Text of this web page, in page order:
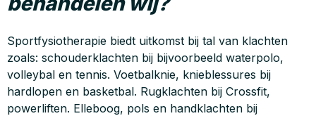
Sportfysiotherapie biedt uitkomst bij tal van klachten
zoals: schouderklachten bij bijvoorbeeld waterpolo,
volleybal en tennis. Voetbalknie, knieblessures bij
hardlopen en basketbal. Rugklachten bij Crossfit,
powerliften. Elleboog, pols en handklachten bij